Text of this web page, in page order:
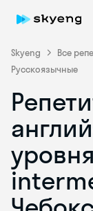
Skyeng Все
Русскоязычные
Skyeng